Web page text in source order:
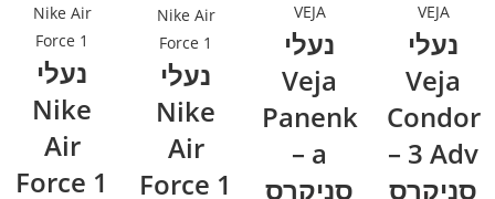
VEJA
נעלי
Veja
Condor
3 Adv –
סניקרס
VEJA
נעלי
Veja
Panenk
a –
סניקרס
Nike Air
Force 1
נעלי
Nike
Air
Force 1
Nike Air
Force 1
נעלי
Nike
Air
Force 1